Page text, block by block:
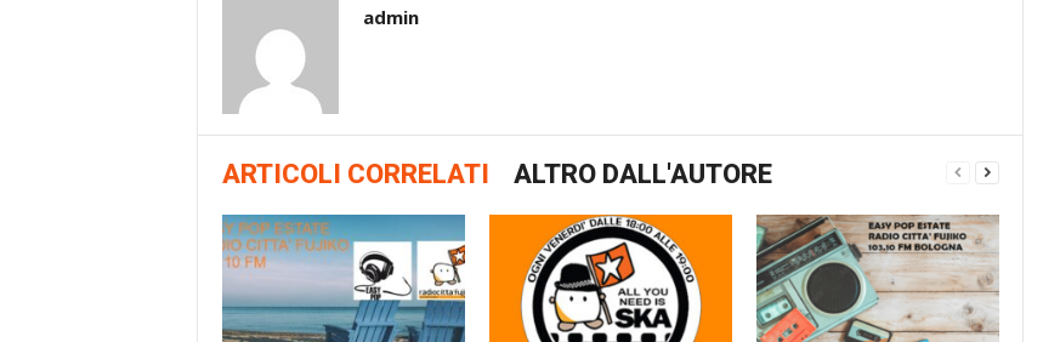
admin
ARTICOLI CORRELATI ALTRO DALL'AUTORE